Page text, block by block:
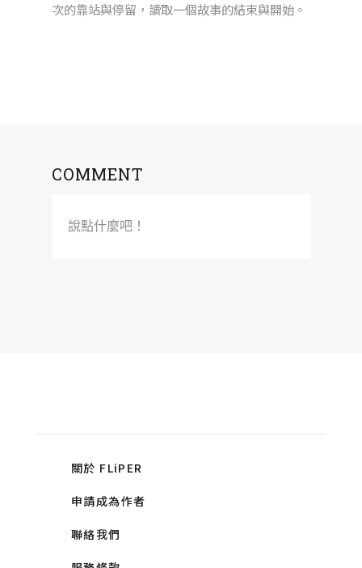
次的靠站與停留，讀取一個故事的結束與開始。
COMMENT
說點什麼吧！
關於 FLiPER
申請成為作者
聯絡我們